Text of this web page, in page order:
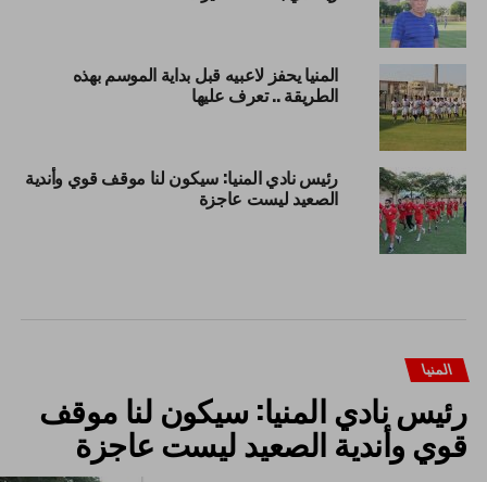
المنيا يحفز لاعبيه قبل بداية الموسم بهذه
الطريقة .. تعرف عليها
رئيس نادي المنيا: سيكون لنا موقف قوي وأندية
الصعيد ليست عاجزة
المنيا
رئيس نادي المنيا: سيكون لنا موقف
قوي وأندية الصعيد ليست عاجزة